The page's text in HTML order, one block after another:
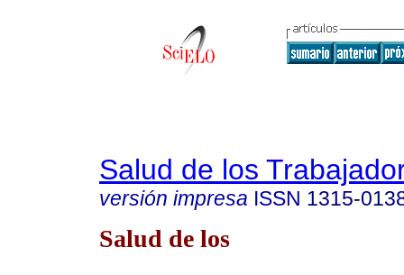
Salud de los
versión impresa ISSN 1315-
Salud de los